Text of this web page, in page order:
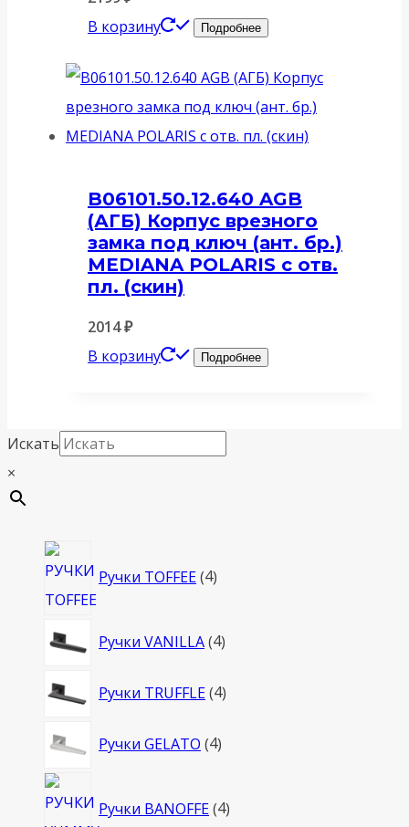
В корзину
Подробнее
B06101.50.12.640 AGB
(АГБ) Корпус врезного
замка под ключ (ант. бр.)
MEDIANA POLARIS с отв.
пл. (скин)
2014₽
В корзину
Подробнее
Искать
×
Ручки TOFFEE 4товара
Ручки VANILLA 44
Ручки TRUFFLE 44
Ручки GELATO 44
Ручки BANOFFE 4товара